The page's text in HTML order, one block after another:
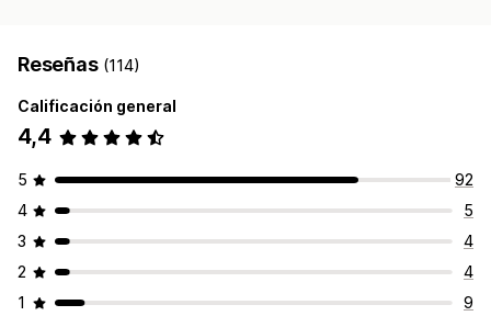
Reseñas (114)
Calificación general
4,4
5
92
4
5
3
4
2
4
1
9